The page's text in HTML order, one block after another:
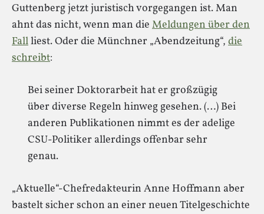
Guttenberg jetzt juristisch vorgegangen ist. Man
ahnt das nicht, wenn man die Meldungen über den
Fallliest. Oder die Münchner „Abendzeitung“, die
schreibt:
Bei seiner Doktorarbeit hat er großzügig
über diverse Regeln hinweg gesehen. (…) Bei
anderen Publikationen nimmt es der adelige
CSU-Politiker allerdings offenbar sehr
genau.
„Aktuelle“-Chefredakteurin Anne Hoffmann aber
bastelt sicher schon an einer neuen Titelgeschichte